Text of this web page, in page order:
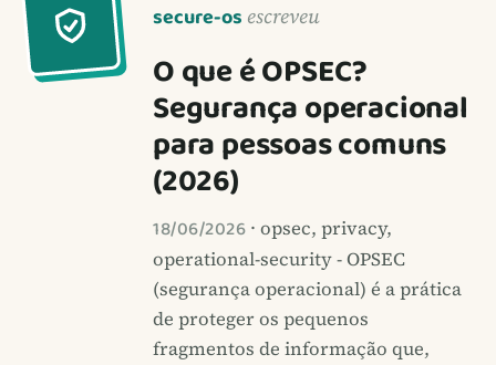
secure-os escreveu
O que é OPSEC?
Segurança operacional
para pessoas comuns
(2026)
18/06/2026 · opsec, privacy,
operational-security - OPSEC
(segurança operacional) é a prática
de proteger os pequenos
fragmentos de informação que,